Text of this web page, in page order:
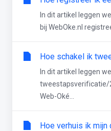
In dit artikel leggen
bij WebOke.nl
Hoe schakel ik
In dit artikel leggen
tweestapsverificatie/
Web-Oké...
Hoe verhuis ik mijn